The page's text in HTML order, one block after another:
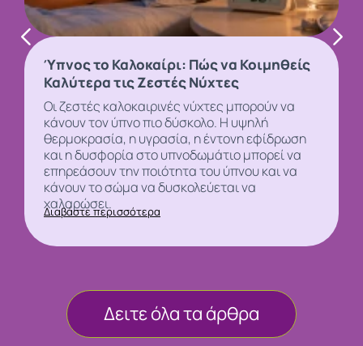
Ύπνος το Καλοκαίρι: Πώς να Κοιμηθείς
Καλύτερα τις Ζεστές Νύχτες
Οι ζεστές καλοκαιρινές νύχτες μπορούν να
κάνουν τονύπνοπιο δύσκολο. Η υψηλή
θερμοκρασία, η υγρασία, η έντονη εφίδρωση
και η δυσφορία στο υπνοδωμάτιο μπορεί να
επηρεάσουν την ποιότητα του ύπνου και να
κάνουν το σώμα να δυσκολεύεται να
χαλαρώσει.
Διαβάστε περισσότερα
Δειτε όλα τα άρθρα